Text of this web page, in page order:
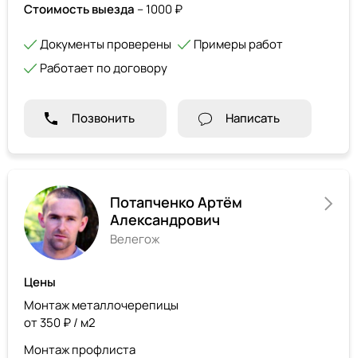
Стоимость выезда – 1000 ₽
Документы проверены
Примеры работ
Работает по договору
Позвонить Написать
Потапченко Артём
Александрович
Велегож
Цены
Монтаж металлочерепицы
от 350 ₽ / м2
Монтаж профлиста